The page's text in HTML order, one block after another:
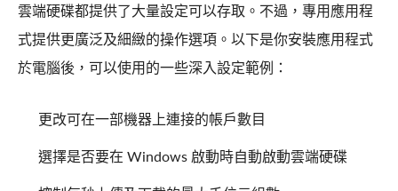
雲端硬碟都提供了大量設定可以存取。不過，專用應用程
式提供更廣泛及細緻的操作選項。以下是你安裝應用程式
於電腦後，可以使用的一些深入設定範例：
更改可在一部機器上連接的帳戶數目
選擇是否要在 Windows 啟動時自動啟動雲端硬碟